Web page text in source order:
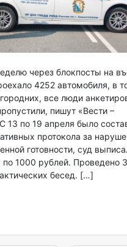
через блокпосты на
4252 автомобиля, в
все люди
пишут «Вести –
13 по 19 апреля было
протокола за
готовности, суд
1000 рублей. Проведено
бесед. […]